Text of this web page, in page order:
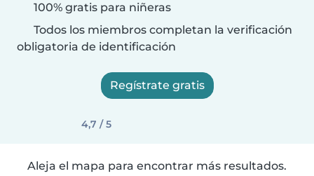
100% gratis para niñeras
Todos los miembros completan la verificación
obligatoria de identificación
Regístrate gratis
4,7 / 5
Aleja el mapa para encontrar más resultados.